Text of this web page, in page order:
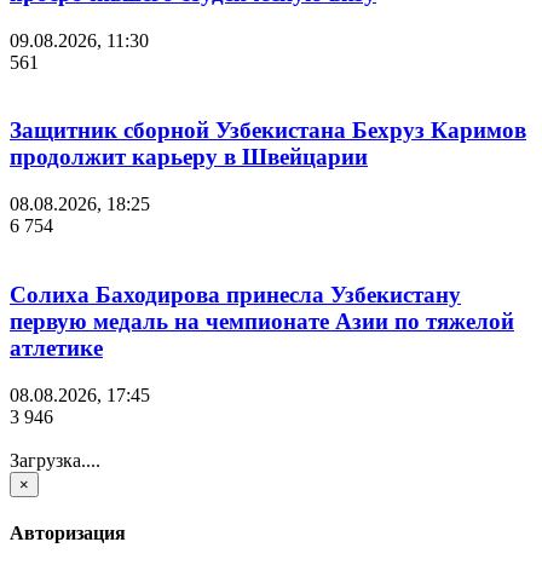
09.08.2026, 11:30
561
Защитник сборной Узбекистана Бехруз Каримов
продолжит карьеру в Швейцарии
08.08.2026, 18:25
6 754
Солиха Баходирова принесла Узбекистану
первую медаль на чемпионате Азии по тяжелой
атлетике
08.08.2026, 17:45
3 946
Загрузка....
×
Авторизация